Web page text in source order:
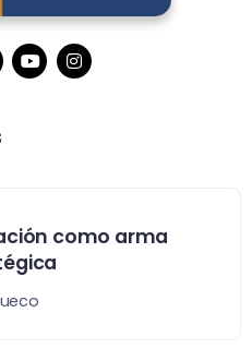
como arma